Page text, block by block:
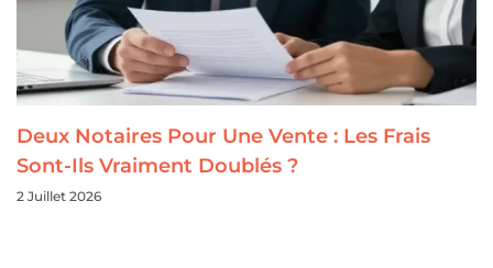
Deux Notaires Pour Une Vente : Les Frais
Sont-Ils Vraiment Doublés ?
2 Juillet 2026